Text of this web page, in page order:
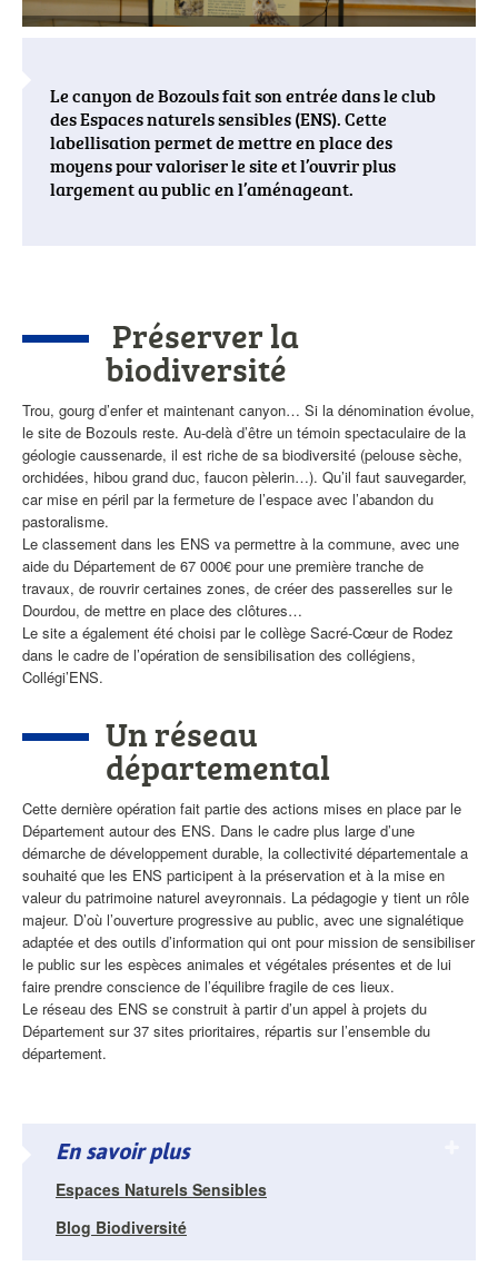
Le canyon de Bozouls fait son entrée dans le club
des Espaces naturels sensibles (ENS). Cette
labellisation permet de mettre en place des
moyens pour valoriser le site et l’ouvrir plus
largement au public en l’aménageant.
l'actualité
Préserver la
biodiversité
Trou, gourg d’enfer et maintenant canyon… Si la dénomination évolue,
le site de Bozouls reste. Au-delà d’être un témoin spectaculaire de la
géologie caussenarde, il est riche de sa biodiversité (pelouse sèche,
orchidées, hibou grand duc, faucon pèlerin…). Qu’il faut sauvegarder,
car mise en péril par la fermeture de l’espace avec l’abandon du
pastoralisme.
Le classement dans les ENS va permettre à la commune, avec une
aide du Département de 67 000€ pour une première tranche de
travaux, de rouvrir certaines zones, de créer des passerelles sur le
Dourdou, de mettre en place des clôtures…
Le site a également été choisi par le collège Sacré-Cœur de Rodez
dans le cadre de l’opération de sensibilisation des collégiens,
Collégi’ENS.
Un réseau
départemental
Cette dernière opération fait partie des actions mises en place par le
Département autour des ENS. Dans le cadre plus large d’une
démarche de développement durable, la collectivité départementale a
souhaité que les ENS participent à la préservation et à la mise en
valeur du patrimoine naturel aveyronnais. La pédagogie y tient un rôle
majeur. D’où l’ouverture progressive au public, avec une signalétique
adaptée et des outils d’information qui ont pour mission de sensibiliser
le public sur les espèces animales et végétales présentes et de lui
faire prendre conscience de l’équilibre fragile de ces lieux.
Le réseau des ENS se construit à partir d’un appel à projets du
Département sur 37 sites prioritaires, répartis sur l’ensemble du
département.
En savoir plus
Espaces Naturels Sensibles
Blog Biodiversité